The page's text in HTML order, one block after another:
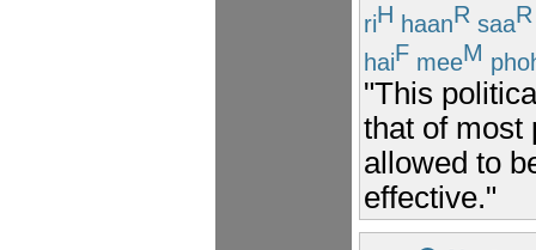
riH haanR saaR
haiF meeM
"This
that of most
allowed to
effective."